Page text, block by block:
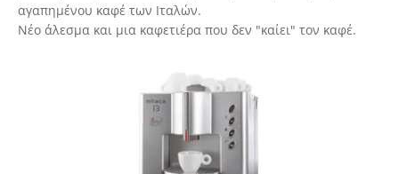
αγαπημένου καφέ των Ιταλών.
Νέο άλεσμα και μια καφετιέρα που δεν "καίει" τον καφέ.